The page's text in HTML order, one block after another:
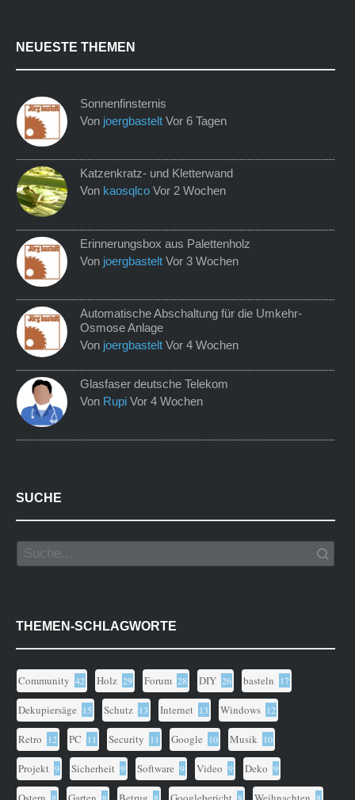
NEUESTE THEMEN
Sonnenfinsternis
Von joergbastelt Vor 6 Tagen
Katzenkratz- und Kletterwand
Von kaosqlco Vor 2 Wochen
Erinnerungsbox aus Palettenholz
Von joergbastelt Vor 3 Wochen
Automatische Abschaltung für die Umkehr-
Osmose Anlage
Von joergbastelt Vor 4 Wochen
Glasfaser deutsche Telekom
Von Rupi Vor 4 Wochen
SUCHE
THEMEN-SCHLAGWORTE
Community 42 Holz 29 Forum 28 DIY 26 basteln 17
Dekupiersäge 15 Schutz 13 Internet 13 Windows 12
Retro 12 PC 11 Security 11 Google 10 Musik 10
Projekt 9 Sicherheit 9 Software 9 Video 9 Deko 9
8 8 8 8 8